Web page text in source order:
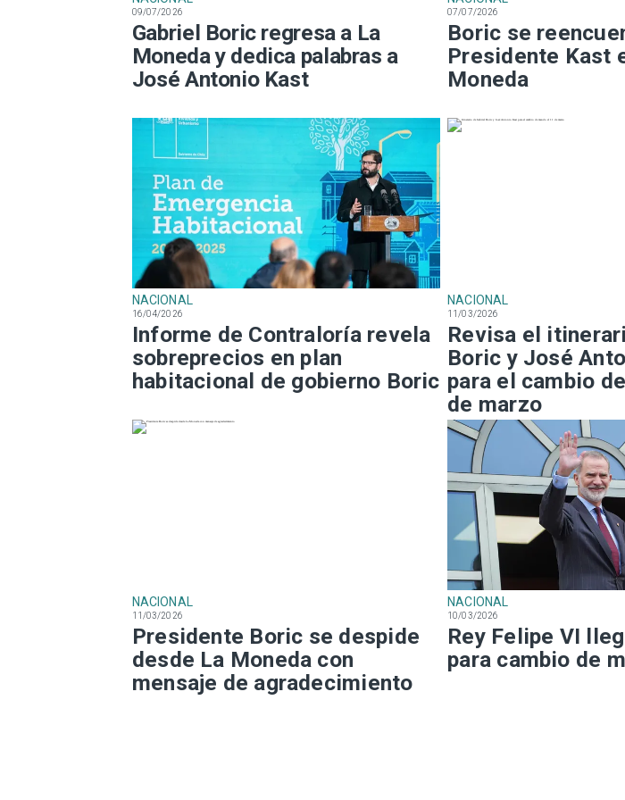
09/07/2026
Gabriel Boric regresa a La
Moneda y dedica palabras a
José Antonio Kast
07/07/2026
Boric se
Presidente Kast
Moneda
NACIONAL
16/04/2026
Informe de Contraloría revela
sobreprecios en plan
habitacional de gobierno Boric
NACIONAL
11/03/2026
Revisa el
Boric y José
para el cambio
de marzo
NACIONAL
11/03/2026
Presidente Boric se despide
desde La Moneda con
mensaje de agradecimiento
NACIONAL
10/03/2026
Rey Felipe VI
para cambio de